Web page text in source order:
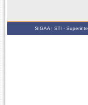
SIGAA | STI -